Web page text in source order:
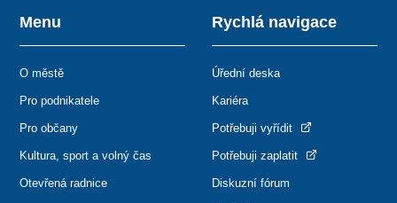
Menu
O městě
Pro podnikatele
Pro občany
Kultura, sport a volný čas
Otevřená radnice
Rychlá navigace
Úřední deska
Kariéra
Potřebuji vyřídit
Potřebuji zaplatit
Diskuzní fórum